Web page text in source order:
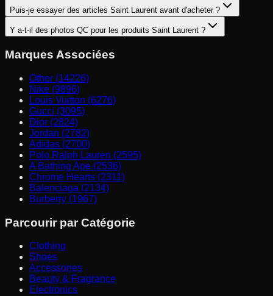
Puis-je essayer des articles Saint Laurent avant d'acheter ?
Y a-t-il des photos QC pour les produits Saint Laurent ?
Marques Associées
Other (14226)
Nike (9896)
Louis Vuitton (6276)
Gucci (3095)
Dior (2824)
Jordan (2782)
Adidas (2700)
Polo Ralph Lauren (2595)
A Bathing Ape (2536)
Chrome Hearts (2311)
Balenciaga (2134)
Burberry (1967)
Parcourir par Catégorie
Clothing
Shoes
Accessories
Beauty & Fragrance
Electronics